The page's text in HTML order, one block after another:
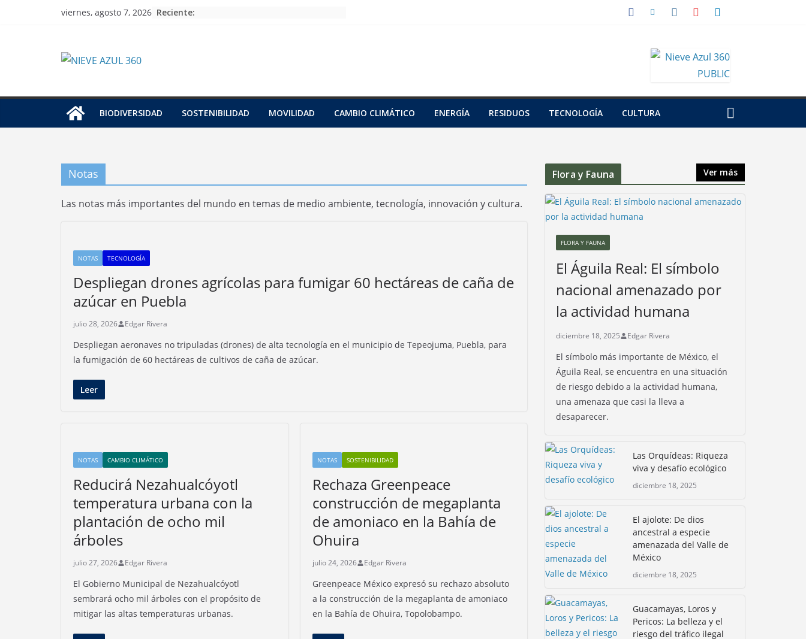
viernes, agosto 7, 2026 Reciente:
BIODIVERSIDAD SOSTENIBILIDAD MOVILIDAD CAMBIO CLIMÁTICO ENERGÍA RESIDUOS TECNOLOGÍA CULTURA
Notas
Las notas más importantes del mundo en temas de medio ambiente, tecnología, innovación y cultura.
NOTAS TECNOLOGÍA
Despliegan drones agrícolas para fumigar 60 hectáreas de caña de
azúcar en Puebla
julio 28, 2026 Edgar Rivera
Despliegan aeronaves no tripuladas (drones) de alta tecnología en el municipio de Tepeojuma, Puebla, para
la fumigación de 60 hectáreas de cultivos de caña de azúcar.
Leer
NOTAS CAMBIO CLIMÁTICO
Reducirá Nezahualcóyotl
temperatura urbana con la
plantación de ocho mil
árboles
julio 27, 2026 Edgar Rivera
El Gobierno Municipal de Nezahualcóyotl
sembrará ocho mil árboles con el propósito de
mitigar las altas temperaturas urbanas.
NOTAS SOSTENIBILIDAD
Rechaza Greenpeace
construcción de megaplanta
de amoniaco en la Bahía de
Ohuira
julio 24, 2026 Edgar Rivera
Greenpeace México expresó su rechazo absoluto
a la construcción de la megaplanta de amoniaco
en la Bahía de Ohuira, Topolobampo.
Flora y Fauna Ver más
FLORA Y FAUNA
El Águila Real: El símbolo
nacional amenazado por
la actividad humana
diciembre 18, 2025 Edgar Rivera
El símbolo más importante de México, el
Águila Real, se encuentra en una situación
de riesgo debido a la actividad humana,
una amenaza que casi la lleva a
desaparecer.
Las Orquídeas: Riqueza
viva y desafío ecológico
diciembre 18, 2025
El ajolote: De dios
ancestral a especie
amenazada del Valle de
México
diciembre 18, 2025
Guacamayas, Loros y
Pericos: La belleza y el
riesgo del tráfico ilegal